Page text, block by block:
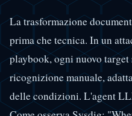
La trasformazione
prima che tecnica. In un
playbook, ogni nuovo
ricognizione manuale,
delle condizioni. L'agent